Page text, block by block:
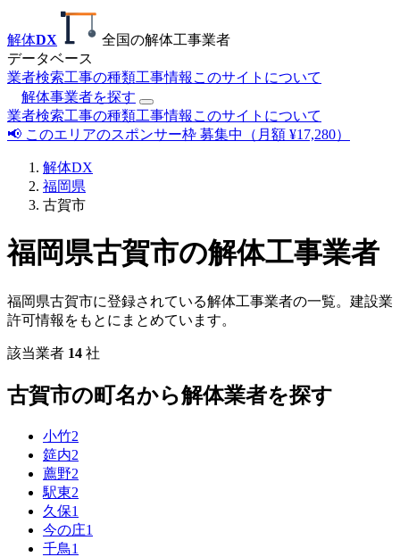
解体DX
全国の解体工事業者
データベース
業者検索工事の種類工事情報 このサイトについて
解体事業者を探す
業者検索工事の種類工事情報 このサイトについて
📢 このエリアのスポンサー枠 募集中（月額 ¥17,280）
解体DX
福岡県
古賀市
福岡県古賀市の解体工事業者
福岡県古賀市に登録されている解体工事業者の一覧。建設業
許可情報をもとにまとめています。
該当業者 14 社
古賀市の町名から解体業者を探す
小竹2
筵内2
薦野2
駅東2
久保1
今の庄1
千鳥1